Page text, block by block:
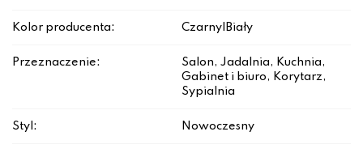
Kolor producenta: Czarny|Biały
Przeznaczenie:
Salon, Jadalnia, Kuchnia,
Gabinet i biuro, Korytarz,
Sypialnia
Styl: Nowoczesny